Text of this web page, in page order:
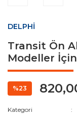
DELPHİ
Transit Ön
Modeller
%23
Kategori